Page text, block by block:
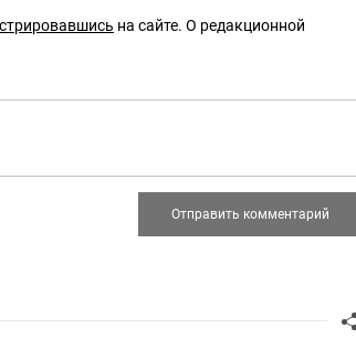
на сайте. О редакционной